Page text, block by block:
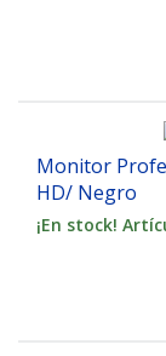
Monitor
HD/ Negro
¡En stock!